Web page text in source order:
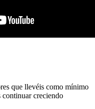
que llevéis como mínimo
creciendo